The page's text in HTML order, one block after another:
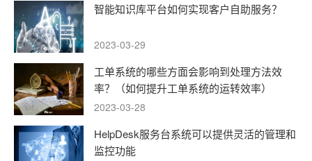
智能知识库平台如何实现客户自助服务？
2023-03-29
工单系统的哪些方面会影响到处理方法效
率？（如何提升工单系统的运转效率）
2023-03-28
HelpDesk服务台系统可以提供灵活的管理和
监控功能